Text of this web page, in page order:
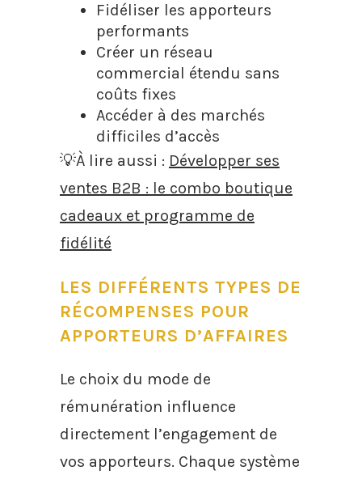
Fidéliser les apporteurs
performants
Créer un réseau
commercial étendu sans
coûts fixes
Accéder à des marchés
difficiles d’accès
💡À lire aussi : Développer ses
ventes B2B : le combo boutique
cadeaux et programme de
fidélité
LES DIFFÉRENTS TYPES DE
RÉCOMPENSES POUR
APPORTEURS D’AFFAIRES
Le choix du mode de
rémunération influence
directement l’engagement de
vos apporteurs. Chaque système